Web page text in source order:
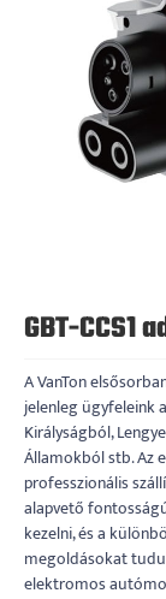
GBT-CCS1
A VanTon
jelenleg ügyfeleink
Királyságból,
Államokból stb. Az
professzionális
alapvető
kezelni, és a
megoldásokat
elektromos